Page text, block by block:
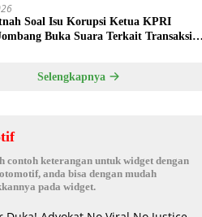
Soal Isu Korupsi Ketua KPRI
Buka Suara Terkait Transaksi
Selengkapnya
contoh keterangan untuk widget dengan
anda bisa dengan mudah
pada widget.